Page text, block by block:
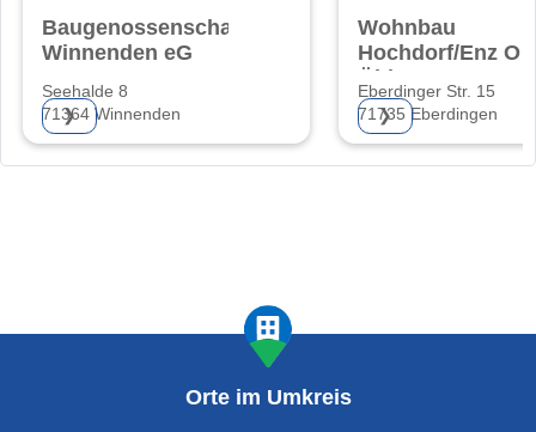
Baugenossenschaft
Winnenden eG
Seehalde 8
71364 Winnenden
❯
Wohnbau
Hochdorf/Enz O.
Öhler
Eberdinger Str. 15
71735 Eberdingen
❯
Orte im Umkreis